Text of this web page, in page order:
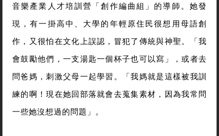
音樂產業人才培訓營「創作編曲組」的導師。她發
現，有一掛高中、大學的年輕原住民很想用母語創
作，又很怕在文化上誤認，冒犯了傳統與神聖。「我
會鼓勵他們，一支湯匙一個杯子也可以寫」，或者去
問爸媽，刺激父母一起學習。「我媽就是這樣被我訓
練的啊！現在她回部落就會去蒐集素材，因為我常問
一些她沒想過的問題」。